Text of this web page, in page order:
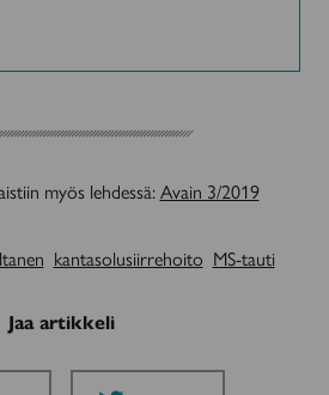
myös lehdessä:Avain 3/2019
kantasolusiirrehoito MS-tauti
Jaa artikkeli